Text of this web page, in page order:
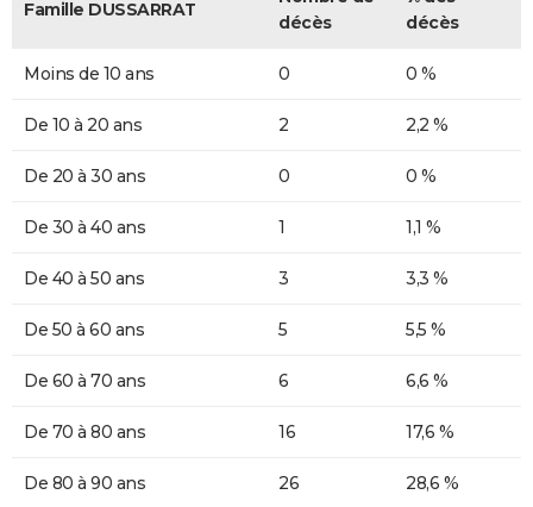
Famille DUSSARRAT
décès
décès
Moins de 10 ans 0 0 %
De 10 à 20 ans 2 2,2 %
De 20 à 30 ans 0 0 %
De 30 à 40 ans 1 1,1 %
De 40 à 50 ans 3 3,3 %
De 50 à 60 ans 5 5,5 %
De 60 à 70 ans 6 6,6 %
De 70 à 80 ans 16 17,6 %
De 80 à 90 ans 26 28,6 %